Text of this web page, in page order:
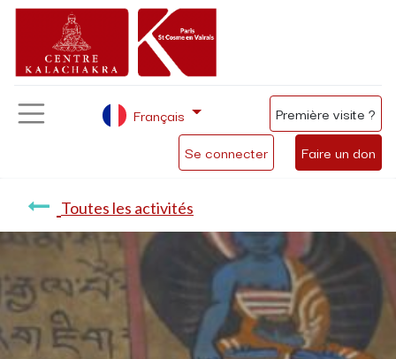
Se connecter Faire un don
Français Première visite ?
Toutes les activités